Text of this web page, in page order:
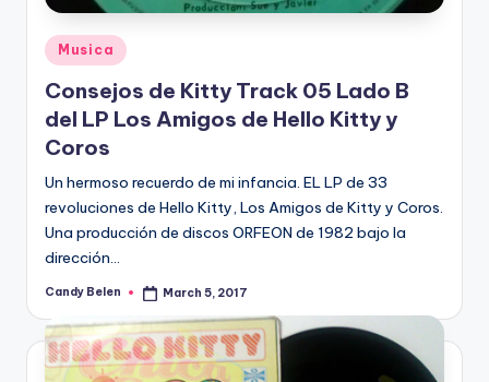
Posted
in
Musica
Consejos de Kitty Track 05 Lado B
del LP Los Amigos de Hello Kitty y
Coros
Un hermoso recuerdo de mi infancia. EL LP de 33
revoluciones de Hello Kitty, Los Amigos de Kitty y Coros.
Una producción de discos ORFEON de 1982 bajo la
dirección…
Posted
Candy Belen March 5, 2017